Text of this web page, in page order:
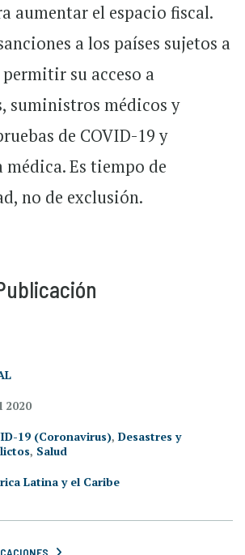
aumentar el espacio fiscal.
a los países sujetos a
su acceso a
suministros médicos y
de COVID-19 y
médica. Es tiempo de
no de exclusión.
2020
19 (Coronavirus), Desastres y
, Salud
Latina y el Caribe